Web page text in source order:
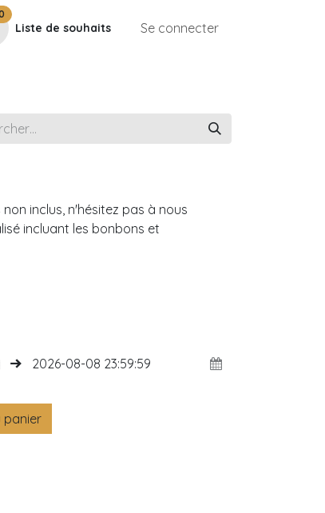
Liste de souhaits Se connecter
inclus, n'hésitez pas à nous
incluant les bonbons et
panier